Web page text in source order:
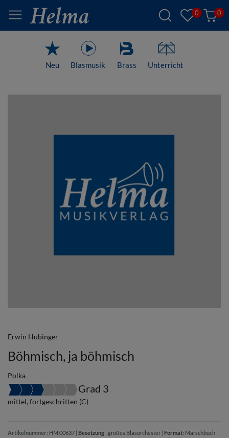
0 0
Neu Blasmusik Brass Unterricht
Erwin Hubinger
Böhmisch, ja böhmisch
Polka
Grad 3
mittel, fortgeschritten (C)
Artikelnummer: HM.00637 | Besetzung : großes Blasorchester | Format: Marschbuch